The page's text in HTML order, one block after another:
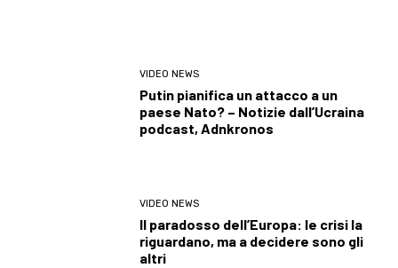
VIDEO NEWS
Putin pianifica un attacco a un
paese Nato? – Notizie dall’Ucraina
podcast, Adnkronos
VIDEO NEWS
Il paradosso dell’Europa: le crisi la
riguardano, ma a decidere sono gli
altri